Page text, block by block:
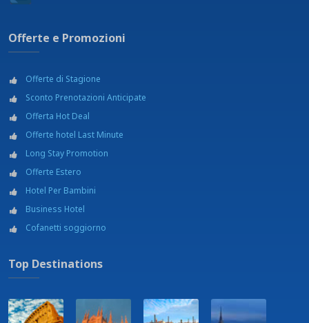
Offerte e Promozioni
Offerte di Stagione
Sconto Prenotazioni Anticipate
Offerta Hot Deal
Offerte hotel Last Minute
Long Stay Promotion
Offerte Estero
Hotel Per Bambini
Business Hotel
Cofanetti soggiorno
Top Destinations